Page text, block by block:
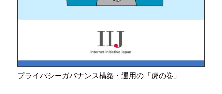
プライバシーガバナンス構築・運用の「虎の巻」